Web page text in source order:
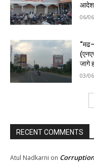
06/
जागे
03/
RECENT COMMENTS
Atul Nadkarni on